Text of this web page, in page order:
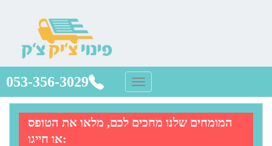
053-356-3029
המומחים שלנו מחכים לכם, מלאו את הטופס
או חייגו: